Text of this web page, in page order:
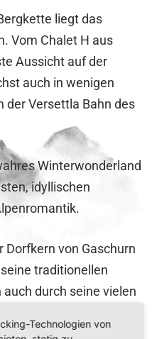
liegt das
Vom Chalet H aus
Aussicht auf der
auch in wenigen
der Versettla Bahn des
Winterwonderland
idyllischen
Dorfkern von Gaschurn
traditionellen
durch seine vielen
Technologien von